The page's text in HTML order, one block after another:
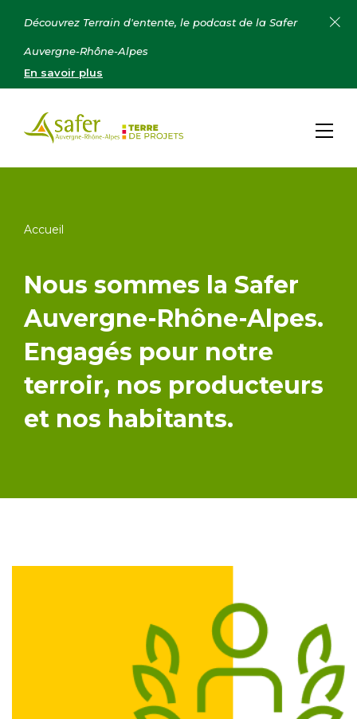
Découvrez Terrain d'entente, le podcast de la Safer
Auvergne-Rhône-Alpes
En savoir plus
Accueil
Nous sommes la Safer
Auvergne-Rhône-Alpes.
Engagés pour notre
terroir, nos producteurs
et nos habitants.